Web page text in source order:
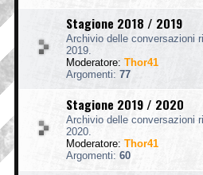
Stagione 2018 / 2019
Archivio delle conversazioni
2019.
Moderatore: Thor41
Argomenti: 77
Stagione 2019 / 2020
Archivio delle conversazioni
2020.
Moderatore: Thor41
Argomenti: 60